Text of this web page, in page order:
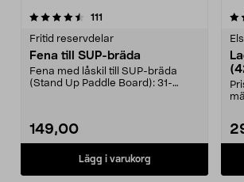
111
Fritid reservdelar
Fena till SUP-bräda
Fena med låskil till SUP-bräda
(Stand Up Paddle Board): 31-
149,00
Lägg i varukorg
4.5 av 5 stjärnor